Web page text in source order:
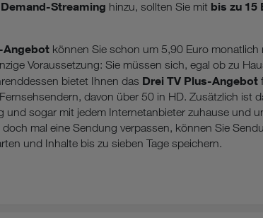
Streaming hinzu, sollten Sie mit bis zu 15
Angebot können Sie schon um 5,90 Euro monatlich
Voraussetzung: Sie müssen sich, egal ob zu
bietet Ihnen das Drei TV Plus-Angebot
davon über 50 in HD. Zusätzlich ist
und sogar mit jedem Internetanbieter zuhause und
mal eine Sendung verpassen, können Sie
und Inhalte bis zu sieben Tage speichern.